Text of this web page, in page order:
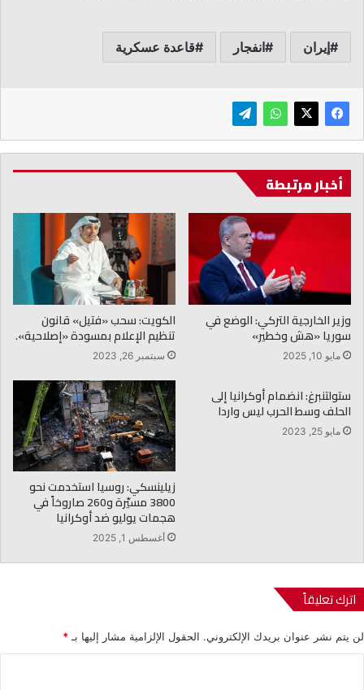
إيران انفجار قاعدة عسكرية
أخبار مرتبطة
وزير الخارجية التركي: الوضع في
سوريا «هش وخطير»
مايو 10, 2025
الكويت: سحب «فتيل» قانون
تنظيم الإعلام بمسودة «إصلاحية».
سبتمبر 26, 2023
ستولتنبرغ: انضمام أوكرانيا إلى
الحلف وسط الحرب ليس واردا
مايو 25, 2023
زيلينسكي: روسيا استخدمت نحو
3800 مسيّرة و260 صاروخاً في
هجمات يوليو ضد أوكرانيا
أغسطس 1, 2025
اترك تعليقاً
لن يتم نشر عنوان بريدك الإلكتروني. الحقول الإلزامية مشار إليها بـ*